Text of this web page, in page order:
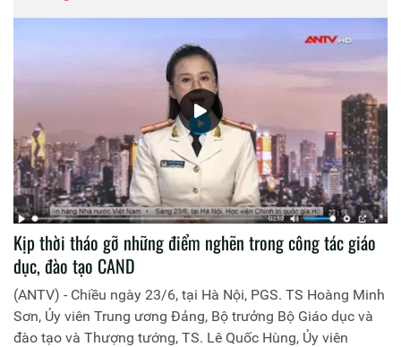
Kịp thời tháo gỡ những điểm nghẽn trong công tác giáo
dục, đào tạo CAND
(ANTV) - Chiều ngày 23/6, tại Hà Nội, PGS. TS Hoàng Minh
Sơn, Ủy viên Trung ương Đảng, Bộ trưởng Bộ Giáo dục và
đào tạo và Thượng tướng, TS. Lê Quốc Hùng, Ủy viên